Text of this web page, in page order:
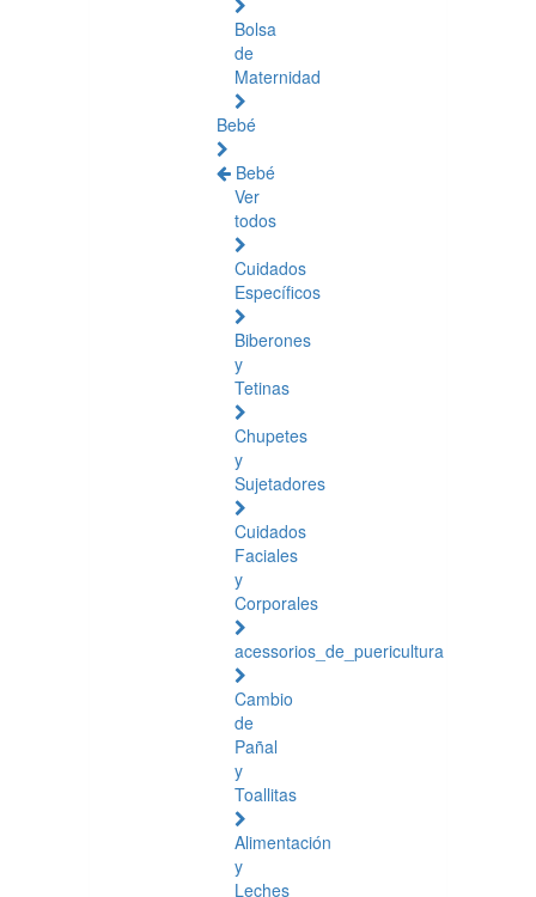
Bolsa
de
Maternidad
Bebé
Bebé
Ver
todos
Cuidados
Específicos
Biberones
y
Tetinas
Chupetes
y
Sujetadores
Cuidados
Faciales
y
Corporales
acessorios_de_puericultura
Cambio
de
Pañal
y
Toallitas
Alimentación
y
Leches